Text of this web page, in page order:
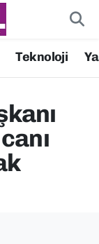
Teknoloji